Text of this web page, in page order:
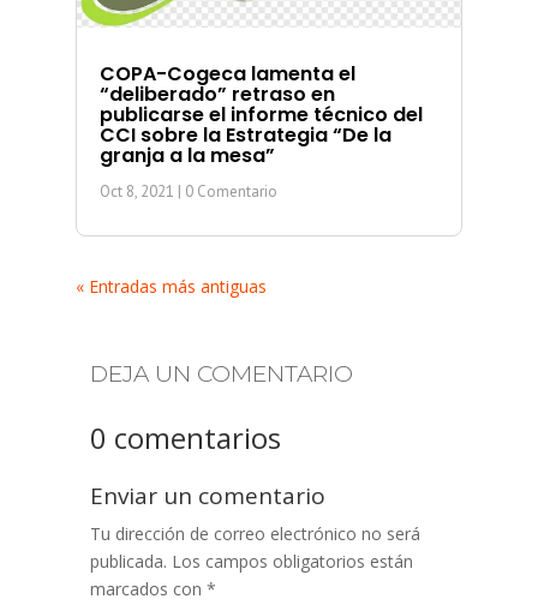
COPA-Cogeca lamenta el
“deliberado” retraso en
publicarse el informe técnico del
CCI sobre la Estrategia “De la
granja a la mesa”
Oct 8, 2021 | 0 Comentario
« Entradas más antiguas
DEJA UN COMENTARIO
0 comentarios
Enviar un comentario
Tu dirección de correo electrónico no será
publicada. Los campos obligatorios están
marcados con *